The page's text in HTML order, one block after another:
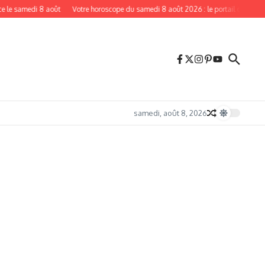
8 août Votre horoscope du samedi 8 août 2026 : le portail de la Porte du
samedi, août 8, 2026